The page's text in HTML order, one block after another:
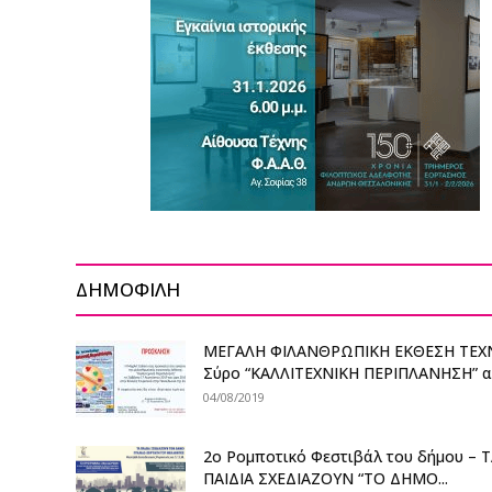
ΔΗΜΟΦΙΛΗ
ΜΕΓΑΛΗ ΦΙΛΑΝΘΡΩΠΙΚΗ ΕΚΘΕΣΗ
Σύρο “ΚΑΛΛΙΤΕΧΝΙΚΗ ΠΕΡΙΠΛΑΝΗΣΗ”
04/08/2019
2o Ρομποτικό Φεστιβάλ του δήμου –
ΠΑΙΔΙΑ ΣΧΕΔΙΑΖΟΥΝ “ΤΟ ΔΗΜΟ...